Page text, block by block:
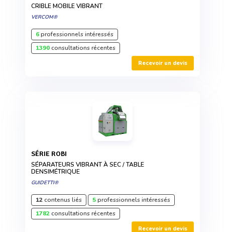
CRIBLE MOBILE VIBRANT
VERCOM®
6professionnels intéressés
1390consultations récentes
Recevoir un devis
SÉRIE ROBI
SÉPARATEURS VIBRANT À SEC / TABLE
DENSIMÉTRIQUE
GUIDETTI®
12contenus liés 5professionnels intéressés
1782consultations récentes
Recevoir un devis